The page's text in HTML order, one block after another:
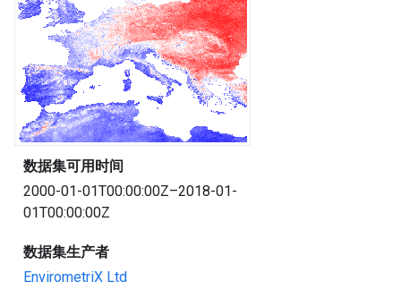
数据集可用时间
2000-01-01T00:00:00Z–2018-01-
01T00:00:00Z
数据集生产者
EnvirometriX Ltd